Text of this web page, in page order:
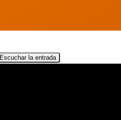
Escuchar la entrada